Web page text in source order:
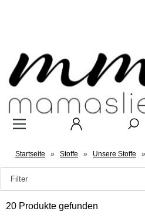
Startseite » Stoffe » Unsere Stoffe »
Filter
20 Produkte gefunden